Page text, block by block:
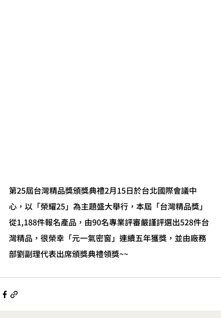
第25屆台灣精品獎頒獎典禮2月15日於台北國際會議中
心，以「榮耀25」為主題盛大舉行，本屆「台灣精品獎」
從1,188件報名產品，由90名專業評審嚴謹評選出528件台
灣精品，很榮幸「元一氣密窗」連續五年獲獎，並由廠務
部劉副理代表出席頒獎典禮領獎~~